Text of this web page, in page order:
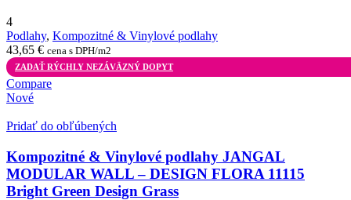
4
Podlahy, Kompozitné & Vinylové podlahy
43,65 € cena s DPH/m2
ZADAŤ RÝCHLY NEZÁVÄZNÝ DOPYT
Compare
Nové
Pridať do obľúbených
Kompozitné & Vinylové podlahy JANGAL
MODULAR WALL – DESIGN FLORA 11115
Bright Green Design Grass